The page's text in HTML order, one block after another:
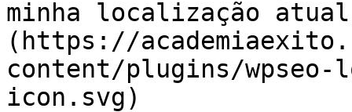
minha localização
(https://
content/plugins/
icon.svg)